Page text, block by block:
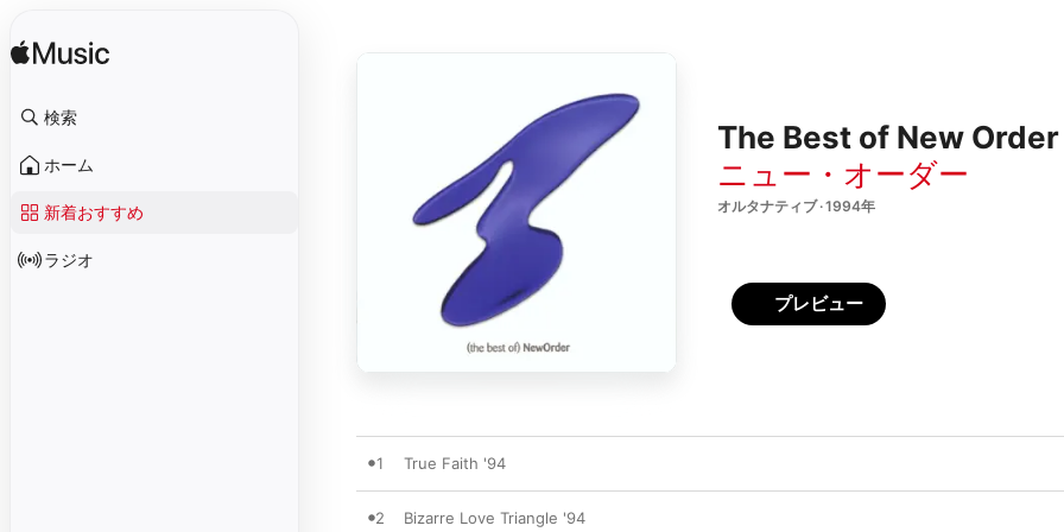
検索
ホーム
新着おすすめ
ラジオ
The Best of New Order
ニュー・オーダー
オルタナティブ · 1994年
プレビュー
1 True Faith '94
2 Bizarre Love Triangle '94